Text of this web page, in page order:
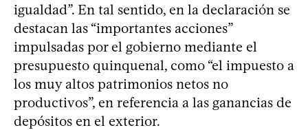
igualdad”. En tal sentido, en la declaración se
destacan las “importantes acciones”
impulsadas por el gobierno mediante el
presupuesto quinquenal, como “el impuesto a
los muy altos patrimonios netos no
productivos”, en referencia a las ganancias de
depósitos en el exterior.